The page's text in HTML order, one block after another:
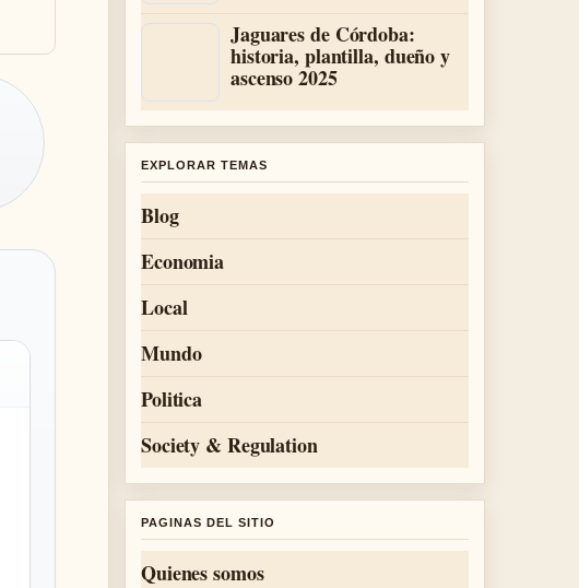
Jaguares de Córdoba:
historia, plantilla, dueño y
ascenso 2025
EXPLORAR TEMAS
Blog
Economia
Local
Mundo
Politica
Society & Regulation
PAGINAS DEL SITIO
Quienes somos